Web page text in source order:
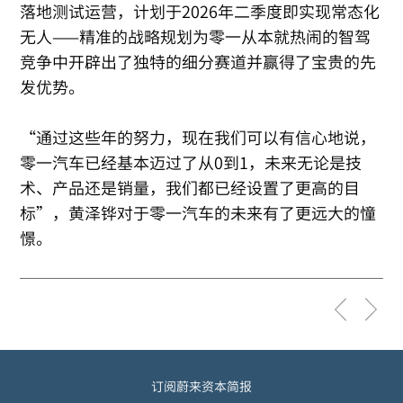
落地测试运营，计划于2026年二季度即实现常态化
无人——精准的战略规划为零一从本就热闹的智驾
竞争中开辟出了独特的细分赛道并赢得了宝贵的先
发优势。
“通过这些年的努力，现在我们可以有信心地说，
零一汽车已经基本迈过了从0到1，未来无论是技
术、产品还是销量，我们都已经设置了更高的目
标”，黄泽铧对于零一汽车的未来有了更远大的憧
憬。
订阅蔚来资本简报